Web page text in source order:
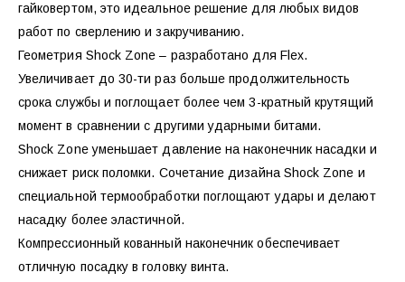
гайковертом, это идеальное решение для любых видов
работ по сверлению и закручиванию.
Геометрия Shock Zone – разработано для Flex.
Увеличивает до 30-ти раз больше продолжительность
срока службы и поглощает более чем 3-кратный крутящий
момент в сравнении с другими ударными битами.
Shock Zone уменьшает давление на наконечник насадки и
снижает риск поломки. Сочетание дизайна Shock Zone и
специальной термообработки поглощают удары и делают
насадку более эластичной.
Компрессионный кованный наконечник обеспечивает
отличную посадку в головку винта.